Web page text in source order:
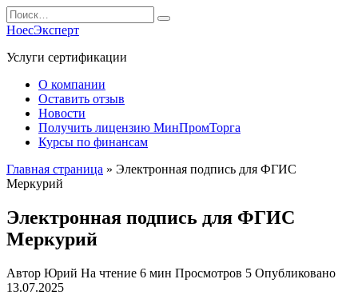
Перейти
к
содержанию
Search
for:
НоесЭксперт
Услуги сертификации
О компании
Оставить отзыв
Новости
Получить лицензию МинПромТорга
Курсы по финансам
Главная страница » Электронная подпись для ФГИС
Меркурий
Электронная подпись для ФГИС
Меркурий
Автор Юрий На чтение 6 мин Просмотров 5 Опубликовано
13.07.2025